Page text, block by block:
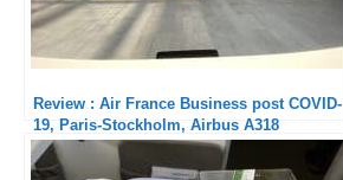
Review : Air France Business post COVID-
19, Paris-Stockholm, Airbus A318